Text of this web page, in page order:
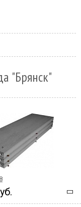
"Брянск"